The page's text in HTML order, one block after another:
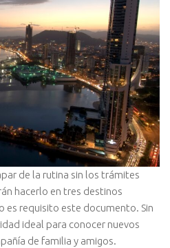
de la rutina sin los trámites
hacerlo en tres destinos
es requisito este documento. Sin
ideal para conocer nuevos
de familia y amigos.